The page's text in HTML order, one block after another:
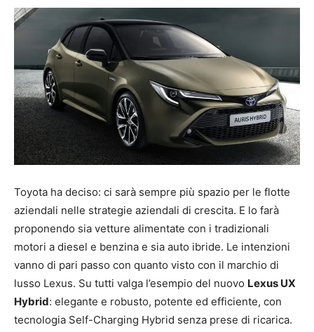
Toyota ha deciso: ci sarà sempre più spazio per le flotte
aziendali nelle strategie aziendali di crescita. E lo farà
proponendo sia vetture alimentate con i tradizionali
motori a diesel e benzina e sia auto ibride. Le intenzioni
vanno di pari passo con quanto visto con il marchio di
lusso Lexus. Su tutti valga l’esempio del nuovo Lexus UX
Hybrid: elegante e robusto, potente ed efficiente, con
tecnologia Self-Charging Hybrid senza prese di ricarica.